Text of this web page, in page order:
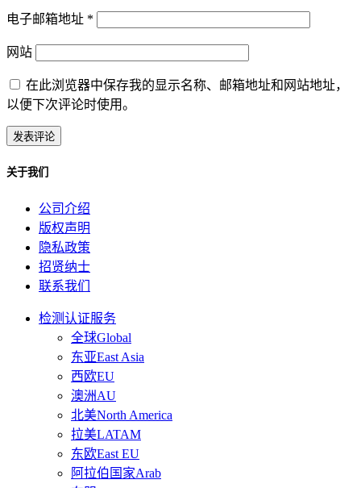
电子邮箱地址 *
网站
在此浏览器中保存我的显示名称、邮箱地址和网站地址，
以便下次评论时使用。
关于我们
公司介绍
版权声明
隐私政策
招贤纳士
联系我们
检测认证服务
全球Global
东亚East Asia
西欧EU
澳洲AU
北美North America
拉美LATAM
东欧East EU
阿拉伯国家Arab